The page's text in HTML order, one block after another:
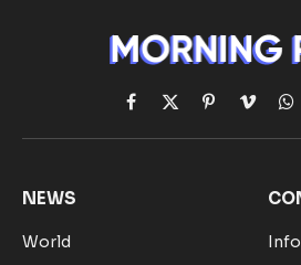
Facebook
X
(Twitter)
Pinterest
Vimeo
NEWS
World